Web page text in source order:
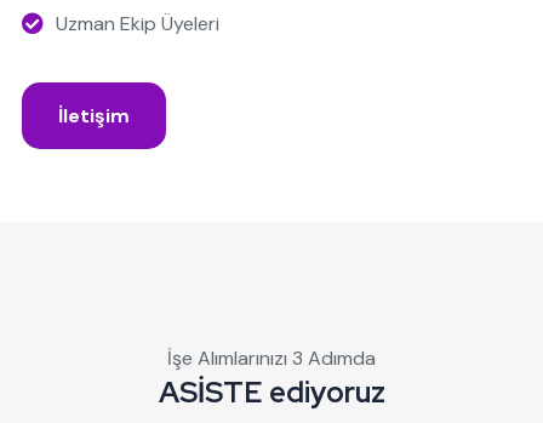
Uzman Ekip Üyeleri
İletişim
İşe Alımlarınızı 3 Adımda
ASİSTE ediyoruz